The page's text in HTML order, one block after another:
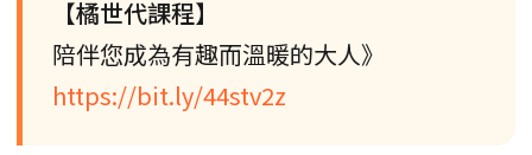
【橘世代課程】
陪伴您成為有趣而溫暖的大人》
https://bit.ly/44stv2z